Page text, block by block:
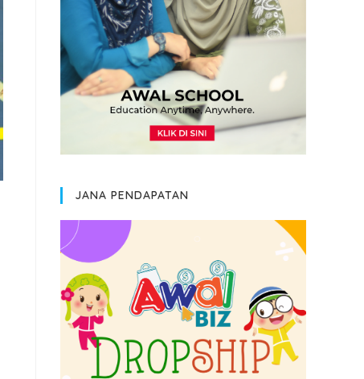
JANA PENDAPATAN